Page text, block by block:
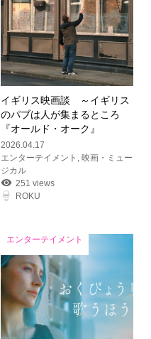
イギリス映画談 ～イギリス
のパブは人が集まるところ
『オールド・オーク』
2026.04.17
エンターテイメント
,映画・ミュー
ジカル
251 views
ROKU
エンターテイメント